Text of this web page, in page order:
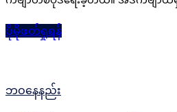
ပိုမိုဖတ်ရှုရန်
ဘဝနေနည်း